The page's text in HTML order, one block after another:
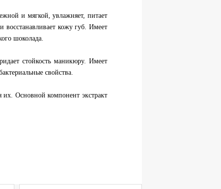
и мягкой, увлажняет, питает
восстанавливает кожу губ. Имеет
шоколада.
стойкость маникюру. Имеет
свойства.
Основной компонент экстракт